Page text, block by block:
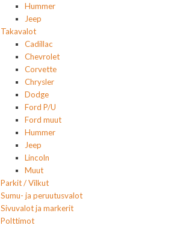
Hummer
Jeep
Takavalot
Cadillac
Chevrolet
Corvette
Chrysler
Dodge
Ford P/U
Ford muut
Hummer
Jeep
Lincoln
Muut
Parkit / Vilkut
Sumu- ja peruutusvalot
Sivuvalot ja markerit
Polttimot